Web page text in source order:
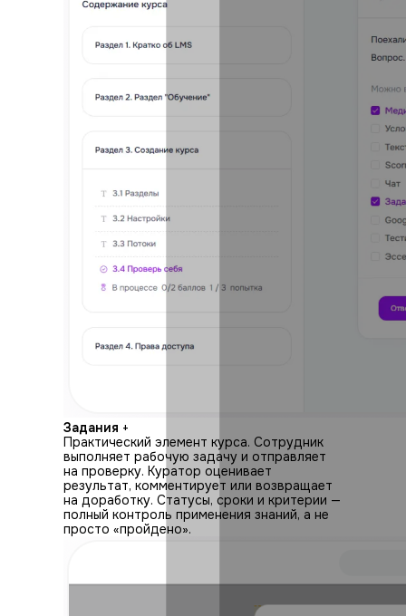
Задания +
Практический элемент курса. Сотрудник
выполняет рабочую задачу и отправляет
на проверку. Куратор оценивает
результат, комментирует или возвращает
на доработку. Статусы, сроки и критерии —
полный контроль применения знаний, а не
просто «пройдено».